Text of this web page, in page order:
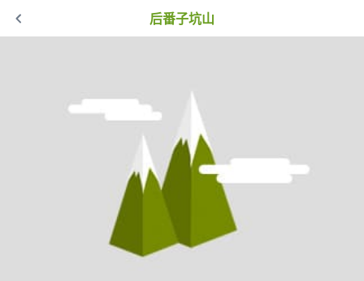
后番子坑山